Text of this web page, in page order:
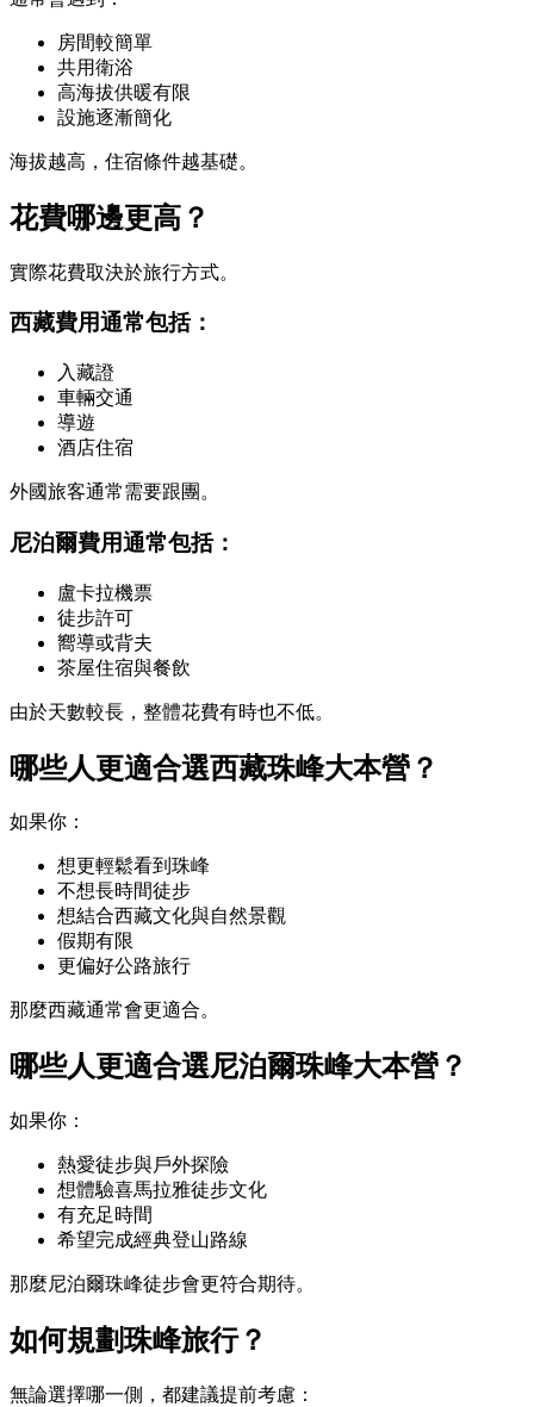
房間較簡單
共用衛浴
高海拔供暖有限
設施逐漸簡化
海拔越高，住宿條件越基礎。
花費哪邊更高？
實際花費取決於旅行方式。
西藏費用通常包括：
入藏證
車輛交通
導遊
酒店住宿
外國旅客通常需要跟團。
尼泊爾費用通常包括：
盧卡拉機票
徒步許可
嚮導或背夫
茶屋住宿與餐飲
由於天數較長，整體花費有時也不低。
哪些人更適合選西藏珠峰大本營？
如果你：
想更輕鬆看到珠峰
不想長時間徒步
想結合西藏文化與自然景觀
假期有限
更偏好公路旅行
那麼西藏通常會更適合。
哪些人更適合選尼泊爾珠峰大本營？
如果你：
熱愛徒步與戶外探險
想體驗喜馬拉雅徒步文化
有充足時間
希望完成經典登山路線
那麼尼泊爾珠峰徒步會更符合期待。
如何規劃珠峰旅行？
無論選擇哪一側，都建議提前考慮：